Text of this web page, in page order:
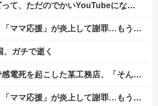
ただのでかいYouTubeになりつつあるよな他
マ応援」が炎上して謝罪…もう何も言えない
、ガチで逝く
務店、「そんな危険な現場お断りしますわ!と断って正解やったわ」と業者が業界事情を告白
マ応援」が炎上して謝罪…もう何も言えない